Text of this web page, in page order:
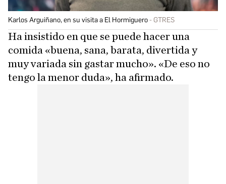
Karlos Arguiñano, en su visita a El Hormiguero GTRES
Ha insistido en que se puede hacer una
comida «buena, sana, barata, divertida y
muy variada sin gastar mucho». «De eso no
tengo la menor duda», ha afirmado.